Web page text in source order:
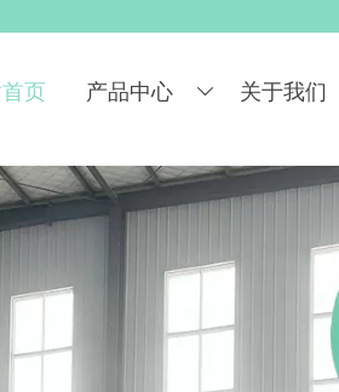
页 产品中心  关于我们